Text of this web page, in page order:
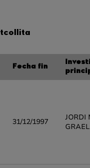
Fecha fin
31/12/1997
JORDI